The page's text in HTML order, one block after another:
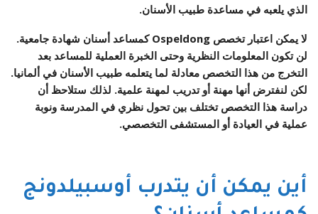
الذي يلعبه في مساعدة طبيب الأسنان.
لا يمكن اعتبار تخصص Ospeldong كمساعد أسنان شهادة جامعية.
لن تكون المعلومات النظرية وحتى الخبرة العملية للمساعد بعد
التخرج من هذا التخصص معادلة لما يتعلمه طبيب الأسنان في ألمانيا.
لكن لنفترض أنها مهنة أو تدريب لمهنة علمية. لذلك ستلاحظ أن
دراسة هذا التخصص تختلف بين تحول نظري في المدرسة ونوبة
عملية في العيادة أو المستشفى التخصصي.
أين يمكن أن يتدرب أوسبيلدونج